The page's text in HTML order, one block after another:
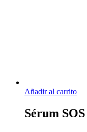
Añadir al carrito
Sérum